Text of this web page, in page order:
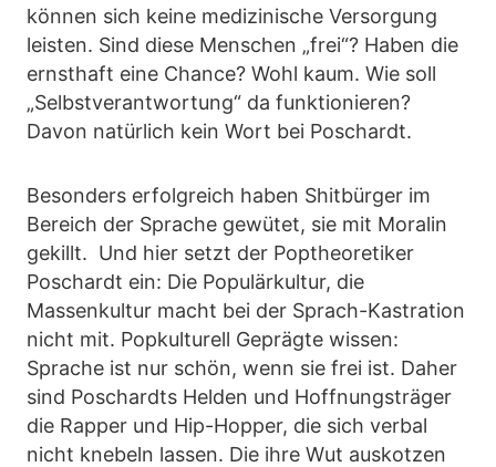
können sich keine medizinische Versorgung
leisten. Sind diese Menschen „frei“? Haben die
ernsthaft eine Chance? Wohl kaum. Wie soll
„Selbstverantwortung“ da funktionieren?
Davon natürlich kein Wort bei Poschardt.
Besonders erfolgreich haben Shitbürger im
Bereich der Sprache gewütet, sie mit Moralin
gekillt. Und hier setzt der Poptheoretiker
Poschardt ein: Die Populärkultur, die
Massenkultur macht bei der Sprach-Kastration
nicht mit. Popkulturell Geprägte wissen:
Sprache ist nur schön, wenn sie frei ist. Daher
sind Poschardts Helden und Hoffnungsträger
die Rapper und Hip-Hopper, die sich verbal
nicht knebeln lassen. Die ihre Wut auskotzen